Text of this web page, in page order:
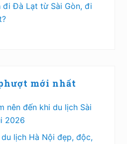
đi Đà Lạt từ Sài Gòn, đi
mới nhất
nên đến khi du lịch Sài
2026
lịch Hà Nội đẹp, độc,